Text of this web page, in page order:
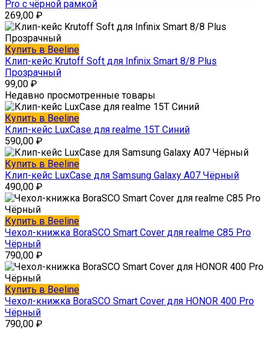
Pro с чёрной рамкой
269,00 ₽
Купить в Beeline
Клип-кейс Krutoff Soft для Infinix Smart 8/8 Plus
Прозрачный
99,00 ₽
Недавно просмотренные товары
Купить в Beeline
Клип-кейс LuxCase для realme 15T Синий
590,00 ₽
Купить в Beeline
Клип-кейс LuxCase для Samsung Galaxy A07 Чёрный
490,00 ₽
Купить в Beeline
Чехол-книжка BoraSCO Smart Cover для realme C85 Pro
Чёрный
790,00 ₽
Купить в Beeline
Чехол-книжка BoraSCO Smart Cover для HONOR 400 Pro
Чёрный
790,00 ₽